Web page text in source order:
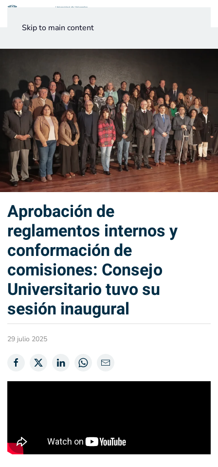
Skip to main content
Aprobación de
reglamentos internos y
conformación de
comisiones: Consejo
Universitario tuvo su
sesión inaugural
29 julio 2025